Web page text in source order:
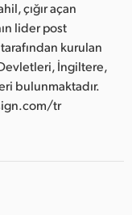
çığır açan
lider post
kurulan
İngiltere,
bulunmaktadır.
tr